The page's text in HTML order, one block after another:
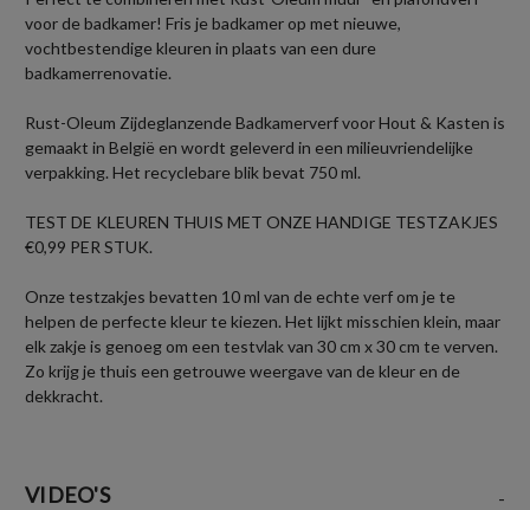
voor de badkamer! Fris je badkamer op met nieuwe,
vochtbestendige kleuren in plaats van een dure
badkamerrenovatie.
Rust-Oleum Zijdeglanzende Badkamerverf voor Hout & Kasten is
gemaakt in België en wordt geleverd in een milieuvriendelijke
verpakking. Het recyclebare blik bevat 750 ml.
TEST DE KLEUREN THUIS MET ONZE HANDIGE TESTZAKJES
€0,99 PER STUK.
Onze testzakjes bevatten 10 ml van de echte verf om je te
helpen de perfecte kleur te kiezen. Het lijkt misschien klein, maar
elk zakje is genoeg om een testvlak van 30 cm x 30 cm te verven.
Zo krijg je thuis een getrouwe weergave van de kleur en de
dekkracht.
VIDEO'S -